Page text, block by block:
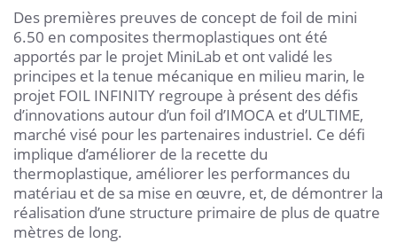
Des premières preuves de concept de foil de mini
6.50 en composites thermoplastiques ont été
apportés par le projet MiniLab et ont validé les
principes et la tenue mécanique en milieu marin, le
projet FOIL INFINITY regroupe à présent des défis
d’innovations autour d’un foil d’IMOCA et d’ULTIME,
marché visé pour les partenaires industriel. Ce défi
implique d’améliorer de la recette du
thermoplastique, améliorer les performances du
matériau et de sa mise en œuvre, et, de démontrer la
réalisation d’une structure primaire de plus de quatre
mètres de long.